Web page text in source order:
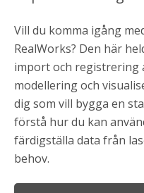
Vill du komma igång
RealWorks? Den här
import och registrering
modellering och
dig som vill bygga en
förstå hur du kan
färdigställa data från
behov.